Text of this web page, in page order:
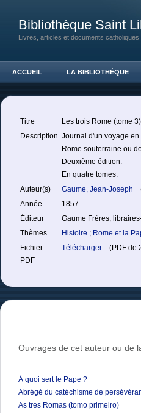
Bibliothèque Saint
Livres, articles et documents catholiques
ACCUEIL LA BIBLIOTHÈQUE
Titre
Les trois Rome (tome 3)
Description Journal d'un voyage
Rome souterraine ou
Deuxième édition.
En quatre tomes.
Auteur(s)
Gaume, Jean-Joseph
Année
1857
Éditeur
Gaume Frères,
Thèmes
Histoire ; Rome et la
Fichier
PDF
Télécharger (PDF de
Ouvrages de cet auteur ou de
À quoi sert le Pape ?
Abrégé du catéchisme de
As tres Romas (tomo primeiro)